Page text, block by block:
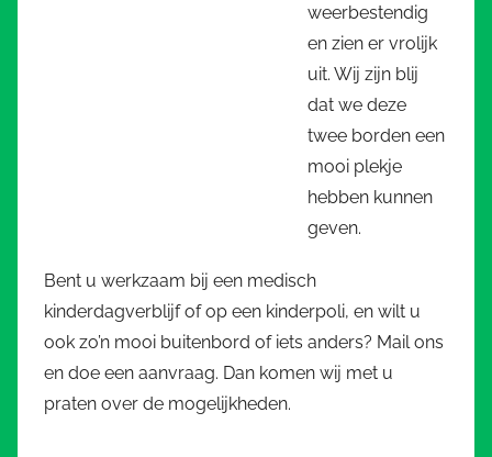
weerbestendig
en zien er vrolijk
uit. Wij zijn blij
dat we deze
twee borden een
mooi plekje
hebben kunnen
geven.
Bent u werkzaam bij een medisch
kinderdagverblijf of op een kinderpoli, en wilt u
ook zo’n mooi buitenbord of iets anders? Mail ons
en doe een aanvraag. Dan komen wij met u
praten over de mogelijkheden.